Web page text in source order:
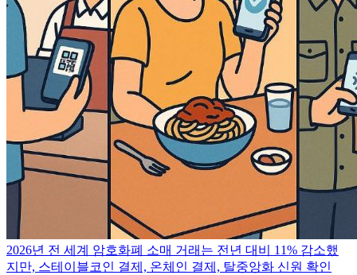
2026년 전 세계 암호화폐 소매 거래는 전년 대비 11% 감소했
지만, 스테이블코인 결제, 온체인 결제, 탈중앙화 신원 확인